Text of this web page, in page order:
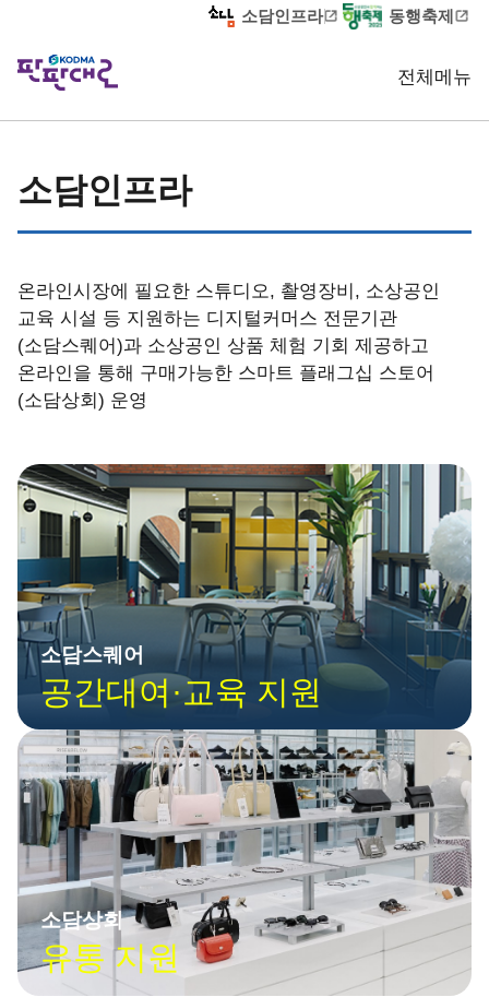
소담인프라 동행축제
전체메뉴
판판서비스
소담인프라
온라인시장에 필요한 스튜디오, 촬영장비, 소상공인
교육 시설 등 지원하는 디지털커머스 전문기관
(소담스퀘어)과 소상공인 상품 체험 기회 제공하고
온라인을 통해 구매가능한 스마트 플래그십 스토어
(소담상회) 운영
소담스퀘어
공간대여·교육 지원
소담상회
유통 지원